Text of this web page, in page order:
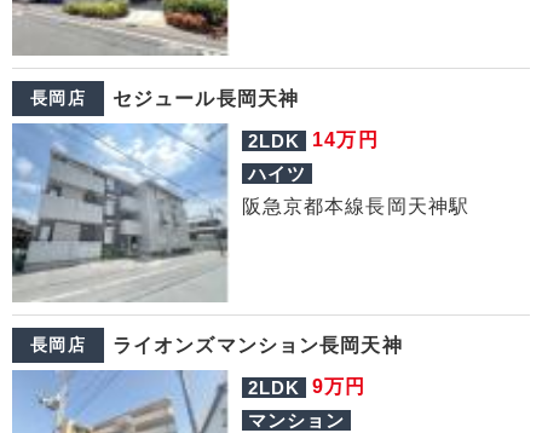
長岡店 セジュール長岡天神
2LDK 14万円
ハイツ
阪急京都本線長岡天神駅
長岡店 ライオンズマンション長岡天神
2LDK 9万円
マンション